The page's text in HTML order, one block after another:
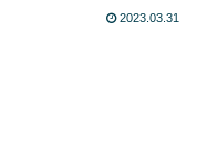
2023.03.31